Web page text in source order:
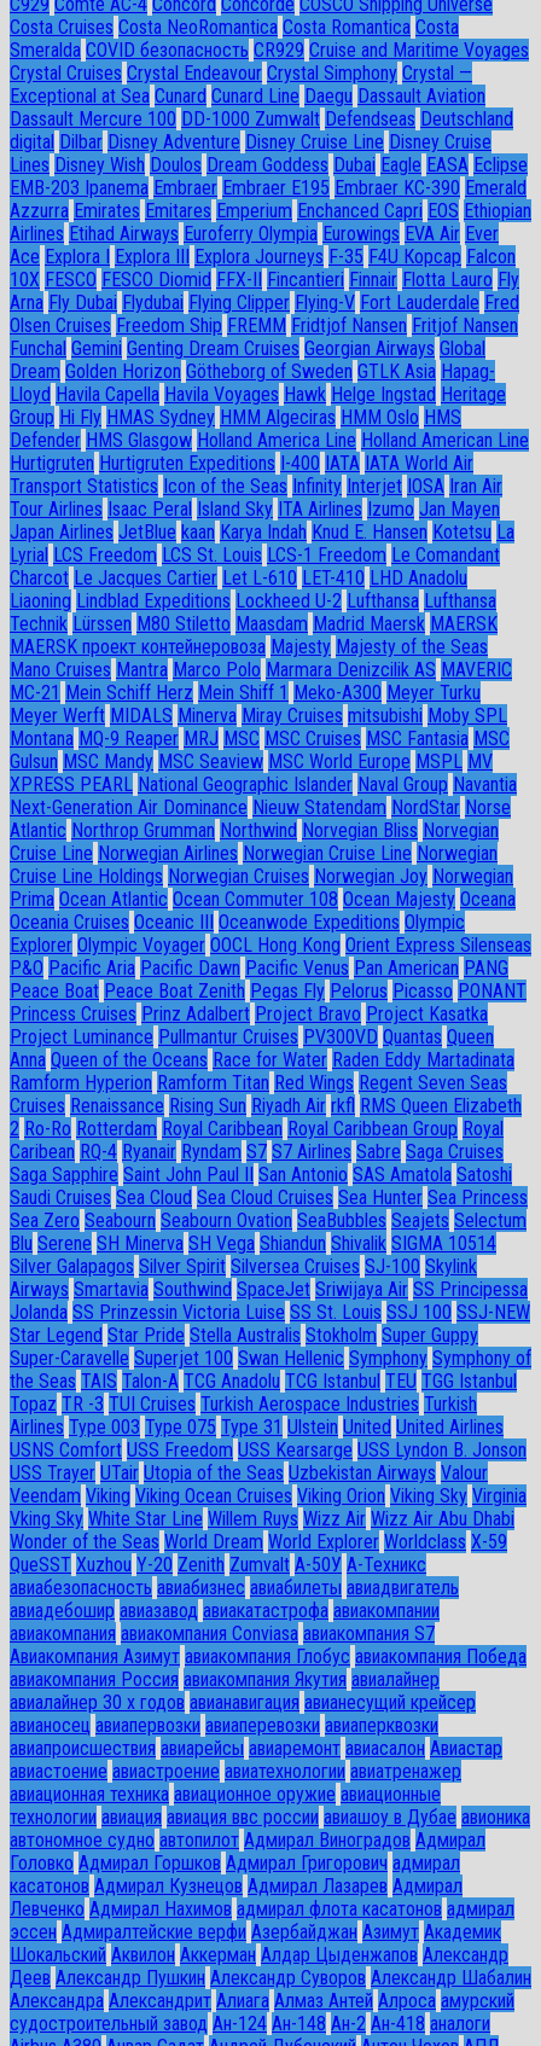
C929 Comte AC-4 Concord Concorde COSCO Shipping Universe
Costa Cruises Costa NeoRomantica Costa Romantica Costa
Smeralda COVID безопасность CR929 Cruise and Maritime Voyages
Crystal Cruises Crystal Endeavour Crystal Simphony Crystal —
Exceptional at Sea Cunard Cunard Line Daegu Dassault Aviation
Dassault Mercure 100 DD-1000 Zumwalt Defendseas Deutschland
digital Dilbar Disney Adventure Disney Cruise Line Disney Cruise
Lines Disney Wish Doulos Dream Goddess Dubai Eagle EASA Eclipse
EMB-203 Ipanema Embraer Embraer E195 Embraer KC-390 Emerald
Azzurra Emirates Emitares Emperium Enchanced Capri EOS Ethiopian
Airlines Etihad Airways Euroferry Olympia Eurowings EVA Air Ever
Ace Explora I Explora III Explora Journeys F-35 F4U Корсар Falcon
10X FESCO FESCO Diomid FFX-II Fincantieri Finnair Flotta Lauro Fly
Arna Fly Dubai Flydubai Flying Clipper Flying-V Fort Lauderdale Fred
Olsen Cruises Freedom Ship FREMM Fridtjof Nansen Fritjof Nansen
Funchal Gemini Genting Dream Cruises Georgian Airways Global
Dream Golden Horizon Götheborg of Sweden GTLK Asia Hapag-
Lloyd Havila Capella Havila Voyages Hawk Helge Ingstad Heritage
Group Hi Fly HMAS Sydney HMM Algeciras HMM Oslo HMS
Defender HMS Glasgow Holland America Line Holland American Line
Hurtigruten Hurtigruten Expeditions I-400 IATA IATA World Air
Transport Statistics Icon of the Seas Infinity Interjet IOSA Iran Air
Tour Airlines Isaac Peral Island Sky ITA Airlines Izumo Jan Mayen
Japan Airlines JetBlue kaan Karya Indah Knud E. Hansen Kotetsu La
Lyrial LCS Freedom LCS St. Louis LCS-1 Freedom Le Comandant
Charcot Le Jacques Cartier Let L-610 LET-410 LHD Anadolu
Liaoning Lindblad Expeditions Lockheed U-2 Lufthansa Lufthansa
Technik Lürssen M80 Stiletto Maasdam Madrid Maersk MAERSK
MAERSK проект контейнеровоза Majesty Majesty of the Seas
Mano Cruises Mantra Marco Polo Marmara Denizcilik AS MAVERIC
MC-21 Mein Schiff Herz Mein Shiff 1 Meko-A300 Meyer Turku
Meyer Werft MIDALS Minerva Miray Cruises mitsubishi Moby SPL
Montana MQ-9 Reaper MRJ MSC MSC Cruises MSC Fantasia MSC
Gulsun MSC Mandy MSC Seaview MSC World Europe MSPL MV
XPRESS PEARL National Geographic Islander Naval Group Navantia
Next-Generation Air Dominance Nieuw Statendam NordStar Norse
Atlantic Northrop Grumman Northwind Norvegian Bliss Norvegian
Cruise Line Norwegian Airlines Norwegian Cruise Line Norwegian
Cruise Line Holdings Norwegian Cruises Norwegian Joy Norwegian
Prima Ocean Atlantic Ocean Commuter 108 Ocean Majesty Oceana
Oceania Cruises Oceanic III Oceanwode Expeditions Olympic
Explorer Olympic Voyager OOCL Hong Kong Orient Express Silenseas
P&O Pacific Aria Pacific Dawn Pacific Venus Pan American PANG
Peace Boat Peace Boat Zenith Pegas Fly Pelorus Picasso PONANT
Princess Cruises Prinz Adalbert Project Bravo Project Kasatka
Project Luminance Pullmantur Cruises PV300VD Quantas Queen
Anna Queen of the Oceans Race for Water Raden Eddy Martadinata
Ramform Hyperion Ramform Titan Red Wings Regent Seven Seas
Cruises Renaissance Rising Sun Riyadh Air rkfl RMS Queen Elizabeth
2 Ro-Ro Rotterdam Royal Caribbean Royal Caribbean Group Royal
Caribean RQ-4 Ryanair Ryndam S7 S7 Airlines Sabre Saga Cruises
Saga Sapphire Saint John Paul II San Antonio SAS Amatola Satoshi
Saudi Cruises Sea Cloud Sea Cloud Cruises Sea Hunter Sea Princess
Sea Zero Seabourn Seabourn Ovation SeaBubbles Seajets Selectum
Blu Serene SH Minerva SH Vega Shiandun Shivalik SIGMA 10514
Silver Galapagos Silver Spirit Silversea Cruises SJ-100 Skylink
Airways Smartavia Southwind SpaceJet Sriwijaya Air SS Principessa
Jolanda SS Prinzessin Victoria Luise SS St. Louis SSJ 100 SSJ-NEW
Star Legend Star Pride Stella Australis Stokholm Super Guppy
Super-Caravelle Superjet 100 Swan Hellenic Symphony Symphony of
the Seas TAIS Talon-A TCG Anadolu TCG Istanbul TEU TGG Istanbul
Topaz TR -3 TUI Cruises Turkish Aerospace Industries Turkish
Airlines Type 003 Type 075 Type 31 Ulstein United United Airlines
USNS Comfort USS Freedom USS Kearsarge USS Lyndon B. Jonson
USS Trayer UTair Utopia of the Seas Uzbekistan Airways Valour
Veendam Viking Viking Ocean Cruises Viking Orion Viking Sky Virginia
Vking Sky White Star Line Willem Ruys Wizz Air Wizz Air Abu Dhabi
Wonder of the Seas World Dream World Explorer Worldclass X-59
QueSST Xuzhou Y-20 Zenith Zumvalt А-50У А-Техникс
авиабезопасность авиабизнес авиабилеты авиадвигатель
авиадебошир авиазавод авиакатастрофа авиакомпании
авиакомпания авиакомпания Conviasa авиакомпания S7
Авиакомпания Азимут авиакомпания Глобус авиакомпания Победа
авиакомпания Россия авиакомпания Якутия авиалайнер
авиалайнер 30 х годов авианавигация авианесущий крейсер
авианосец авиапервозки авиаперевозки авиаперквозки
авиапроисшествия авиарейсы авиаремонт авиасалон Авиастар
авиастоение авиастроение авиатехнологии авиатренажер
авиационная техника авиационное оружие авиационные
технологии авиация авиация ввс россии авиашоу в Дубае авионика
автономное судно автопилот Адмирал Виноградов Адмирал
Головко Адмирал Горшков Адмирал Григорович адмирал
касатонов Адмирал Кузнецов Адмирал Лазарев Адмирал
Левченко Адмирал Нахимов адмирал флота касатонов адмирал
эссен Адмиралтейские верфи Азербайджан Азимут Академик
Шокальский Аквилон Аккерман Алдар Цыденжапов Александр
Деев Александр Пушкин Александр Суворов Александр Шабалин
Александра Александрит Алиага Алмаз Антей Алроса амурский
судостроительный завод Ан-124 Ан-148 Ан-2 Ан-418 аналоги